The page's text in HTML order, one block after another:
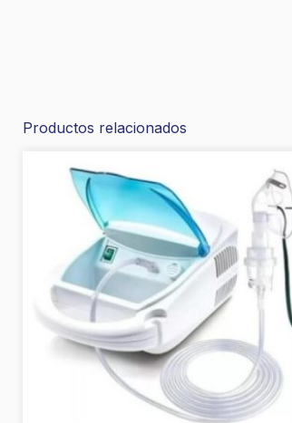
Productos relacionados